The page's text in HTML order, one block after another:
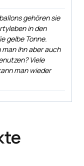
gehören sie
in den
gelbe Tonne.
ihn aber auch
Viele
man wieder